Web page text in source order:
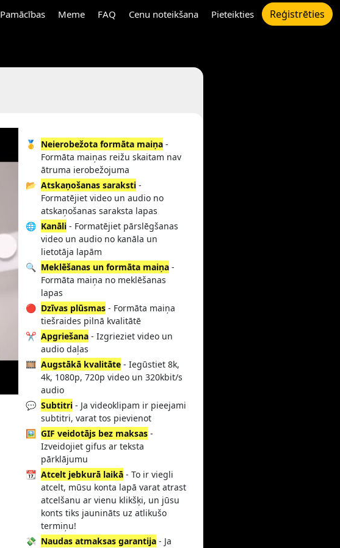
Pamācības Meme FAQ Cenu noteikšana Pieteikties Reģistrēties
🥇 Neierobežota formāta maiņa -
Formāta maiņas reižu skaitam nav
ātruma ierobežojuma
📂 Atskaņošanas saraksti -
Formatējiet video un audio no
atskaņošanas saraksta lapas
🌐 Kanāli - Formatējiet pārslēgšanas
video un audio no kanāla un
lietotāja lapām
🔍 Meklēšanas un formāta maiņa -
Formāta maiņa no meklēšanas
lapas
🔴 Dzīvas plūsmas - Formāta maiņa
tiešraides pilnā kvalitātē
✂️ Apgriešana - Izgrieziet video un
audio daļas
🎞️ Augstākā kvalitāte - Iegūstiet 8k,
4k, 1080p, 720p video un 320kbit/s
audio
💬 Subtitri - Ja videoklipam ir pieejami
subtitri, varat tos pievienot
🖼️ GIF veidotājs bez maksas -
Izveidojiet gifus ar teksta
pārklājumu
📆 Atcelt jebkurā laikā - To ir viegli
atcelt, mūsu konta lapā varat atrast
atcelšanu ar vienu klikšķi, un jūsu
konts tiks jaunināts uz atlikušo
termiņu!
💸 Naudas atmaksas garantija - Ja